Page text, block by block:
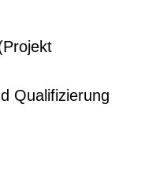
Qualifizierung